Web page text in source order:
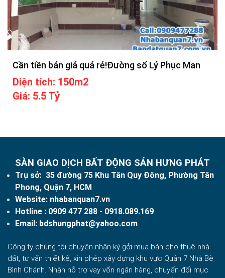
Cần tiền bán giá quá rẻ!Đường số Lý Phục Man
Diện tích: 150m2
Giá: 5.5 Tỷ
SÀN GIAO DỊCH BẤT ĐỘNG SẢN HƯNG PHÁT
Trụ sở: 35 đường 75 Khu Tân Quy Đông, Phường Tân
Phong, Quận 7, HCM
Website: nhabanquan7.vn
Hotline : 0909 477 288 - 0918.089.169
Email: bdshungphat@yahoo.com
Công ty chúng tôi chuyên nhận ký gởi mua bán cho thuê nhà
đất, tư vấn thiết kế, xin phép xây dựng khu vực Quận 7 Nhà Bè
Bình Chánh. Nhận hỗ trợ vay vốn ngân hàng, chuyển đổi mục